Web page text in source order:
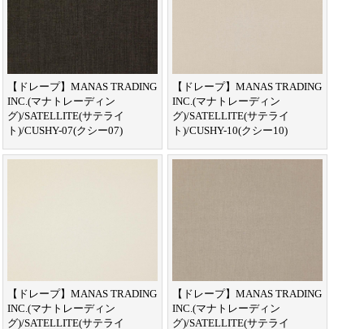
【ドレープ】MANAS TRADING
INC.(マナトレーディン
グ)/SATELLITE(サテライ
ト)/CUSHY-07(クシー07)
【ドレープ】MANAS TRADING
INC.(マナトレーディン
グ)/SATELLITE(サテライ
ト)/CUSHY-10(クシー10)
【ドレープ】MANAS TRADING
INC.(マナトレーディン
グ)/SATELLITE(サテライ
【ドレープ】MANAS TRADING
INC.(マナトレーディン
グ)/SATELLITE(サテライ